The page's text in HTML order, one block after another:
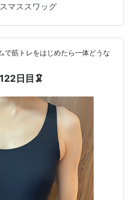
マススワッグ
で筋トレをはじめたら一体どうな
日目🦑